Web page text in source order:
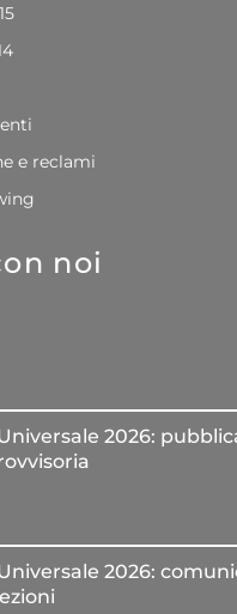
e reclami
noi
2026:
2026: